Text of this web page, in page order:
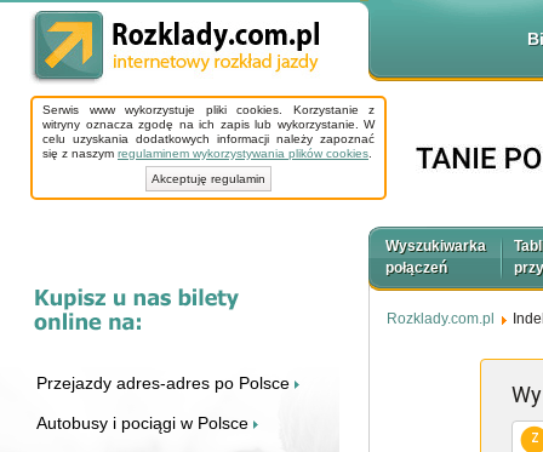
Serwis www wykorzystuje pliki cookies. Korzystanie z
witryny oznacza zgodę na ich zapis lub wykorzystanie. W
celu uzyskania dodatkowych informacji należy zapoznać
się z naszym regulaminem wykorzystywania plików cookies
Akceptuję regulamin
Przejazdy adres-adres po Polsce
Autobusy i pociągi w Polsce
Wyszukiwarka
połączeń
Rozklady.com.pl
Z